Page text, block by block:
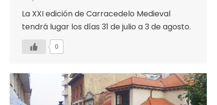
La XXI edición de Carracedelo Medieval
tendrá lugar los días 31 de julio a 3 de agosto.
0